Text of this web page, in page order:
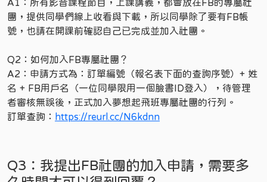
A1：所有影音課程節目，上課講義，都會放在FB的專屬社
團，提供同學們線上收看與下載，所以同學除了要有FB帳
號，也請在開課前確認自己已完成並加入社團。
Q2：如何加入FB專屬社團？
A2：申請方式為：訂單編號（報名表下面的查詢序號）+ 姓
名 + FB用戶名（一位同學限用一個臉書ID登入），待管理
者審核無誤後，正式加入夢想起飛班專屬社團的行列。
訂單查詢： https://reurl.cc/N6kdnn
Q3：我提出FB社團的加入申請，需要多